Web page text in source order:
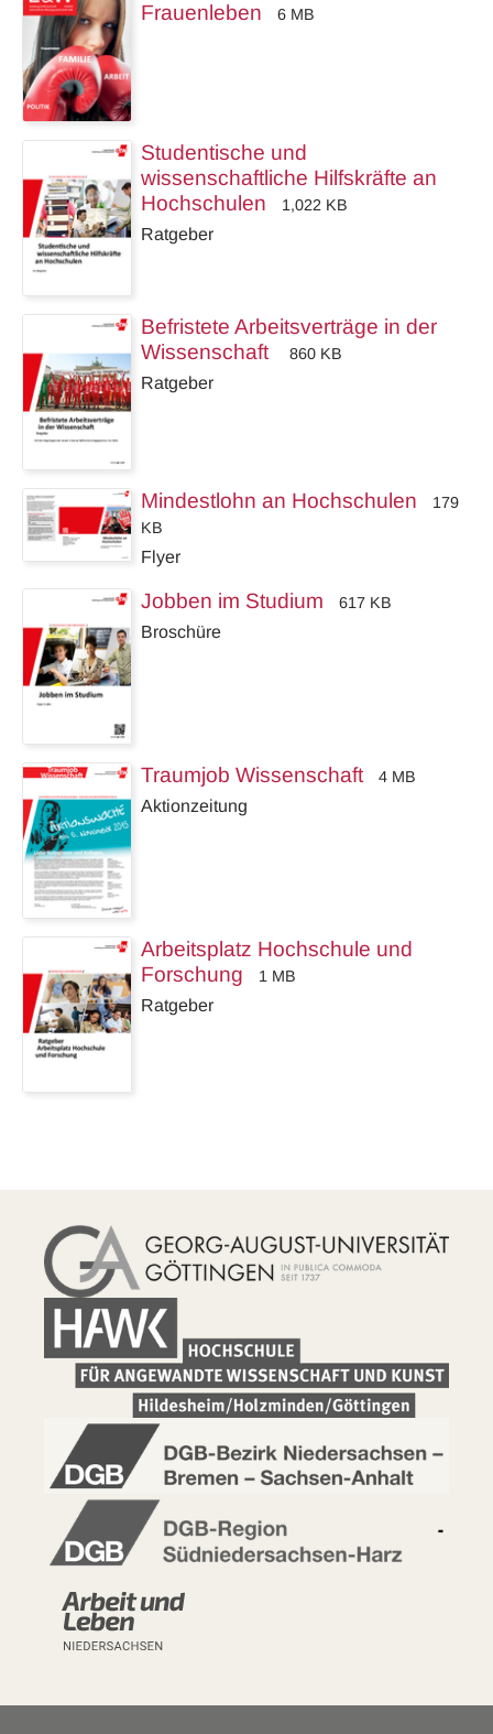
Frauenleben
6 MB
Studentische und
wissenschaftliche Hilfskräfte an
Hochschulen
1,022 KB
Ratgeber
Befristete Arbeitsverträge in der
Wissenschaft
860 KB
Ratgeber
Mindestlohn an Hochschulen
179
KB
Flyer
Jobben im Studium 617 KB
Broschüre
Traumjob Wissenschaft 4 MB
Aktionzeitung
Arbeitsplatz Hochschule und
Forschung
1 MB
Ratgeber